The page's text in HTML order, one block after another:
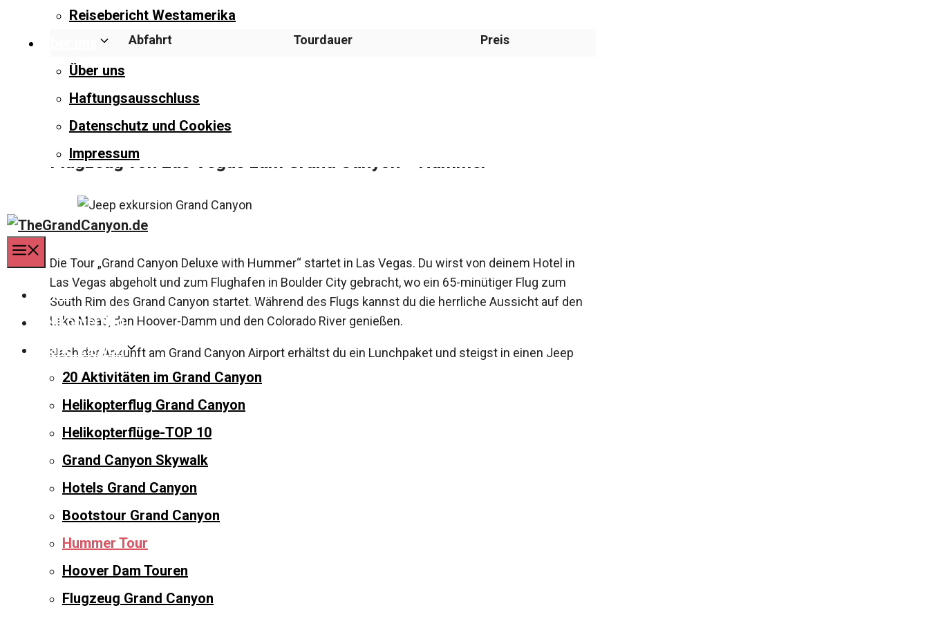
Reisebericht Westamerika
Über uns
Haftungsausschluss
Datenschutz und Cookies
Impressum
Home
Helikopterflug
Grand Canyon
20 Aktivitäten im Grand Canyon
Helikopterflug Grand Canyon
Helikopterflüge-TOP 10
Grand Canyon Skywalk
Hotels Grand Canyon
Bootstour Grand Canyon
Hummer Tour
Hoover Dam Touren
Flugzeug Grand Canyon
Abfahrt
Grand Canyon South Rim
Tourdauer Preis
Flugzeug von Las Vegas zum Grand Canyon + Hummer
Die Tour „Grand Canyon Deluxe with Hummer“ startet in Las Vegas. Du wirst von deinem Hotel in
Las Vegas abgeholt und zum Flughafen in Boulder City gebracht, wo ein 65-minütiger Flug zum
South Rim des Grand Canyon startet. Während des Flugs kannst du die herrliche Aussicht auf den
Lake Mead, den Hoover-Damm und den Colorado River genießen.
Nach der Ankunft am Grand Canyon Airport erhältst du ein Lunchpaket und steigst in einen Jeep
(Hummer) für eine 2-stündige Exkursion zu verschiedenen Aussichtspunkten, wie Duck on a Rock,
Rückflug nach Boulder City und letztendlich nach Las Vegas.
Abfahrt
Las Vegas